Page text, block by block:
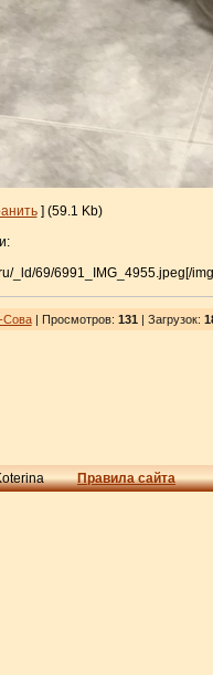
] (59.1 Kb)
_ld/69/6991_IMG_4955.jpeg[/
Сова| Просмотров: 131| Загрузок:
Правила сайта